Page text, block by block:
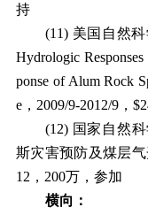
持
(11) 美国自然
Hydrologic
ponse of Alum Rock
e， 2009/9-2012/9，
(12) 国家自然
斯灾害预防及煤层
12 ， 200万，参加
横向：